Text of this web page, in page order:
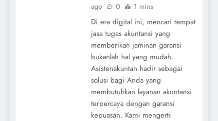
ago
0 1 mins
Di era digital ini, mencari tempat
jasa tugas akuntansi yang
memberikan jaminan garansi
bukanlah hal yang mudah.
Asistenakuntan hadir sebagai
solusi bagi Anda yang
membutuhkan layanan akuntansi
terpercaya dengan garansi
kepuasan. Kami mengerti